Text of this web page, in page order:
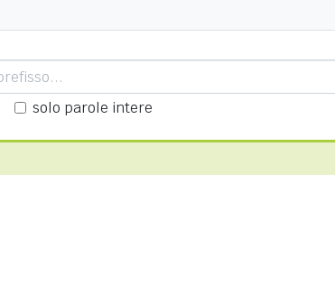
solo parole intere